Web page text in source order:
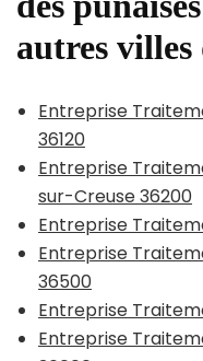
autres villes
Entreprise
36120
Entreprise
sur-Creuse 36200
Entreprise
Entreprise
36500
Entreprise
Entreprise